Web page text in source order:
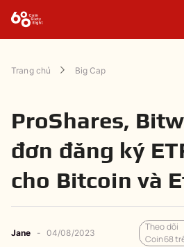
Trang chủ Big Cap
ProShares,
đơn đăng ký
cho Bitcoin và
Jane - 04/08/2023
Theo dõi
Coin68